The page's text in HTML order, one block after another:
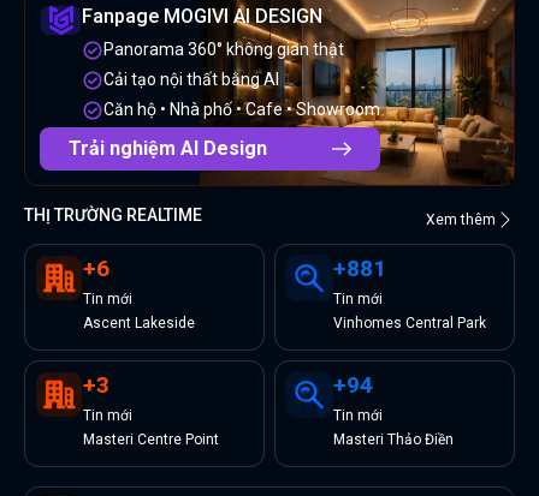
Fanpage MOGIVI AI DESIGN
Panorama 360° không gian thật
Cải tạo nội thất bằng AI
Căn hộ • Nhà phố • Cafe • Showroom
Trải nghiệm AI Design
THỊ TRƯỜNG REALTIME Xem thêm
+6
Tin mới
Ascent Lakeside
+881
Tin mới
Vinhomes Central Park
+3
Tin mới
Masteri Centre Point
+94
Tin mới
Masteri Thảo Điền